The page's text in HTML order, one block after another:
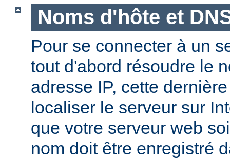
Noms d'hôte et
Pour se connecter à un
tout d'abord résoudre le
adresse IP, cette
localiser le serveur sur
que votre serveur web
nom doit être enregistré